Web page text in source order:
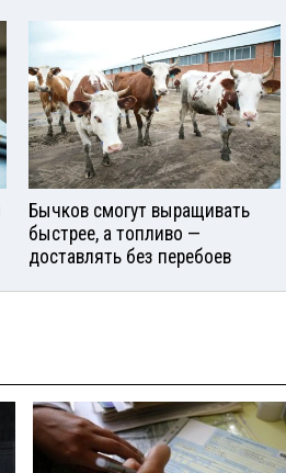
Бычков смогут выращивать
быстрее, а топливо —
доставлять без перебоев